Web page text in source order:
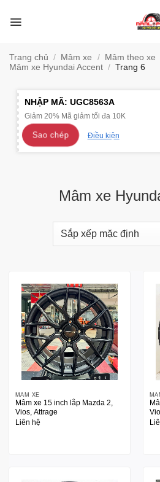
qua
Trang chủ / Mâm xe / Mâm theo xe
Mâm xe Hyundai Accent / Trang 6
NHẬP MÃ: UGC8563A
Giảm 20% Mã giảm tối đa 10K
Sao chép Điều kiện
Mâm xe
MÂM XE
Mâm xe 15 inch lắp Mazda 2,
Vios, Attrage
Liên hệ